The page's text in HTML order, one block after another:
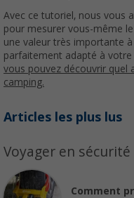
Avec ce tutoriel, nous vous
pour mesurer vous-même
une valeur très importante
parfaitement adapté à votre
vous pouvez découvrir quel
camping.
Articles les plus lus
Voyager en sécurité
Comment